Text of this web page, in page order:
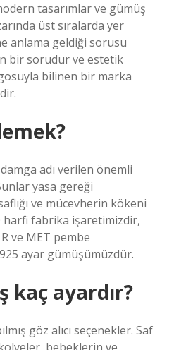
tasarımlar ve gümüş
üst sıralarda yer
anlama geldiği sorusu
bir sorudur ve estetik
bilinen bir marka
adı verilen önemli
yasa gereği
ve mücevherin kökeni
harfi fabrika işaretimizdir,
ve MET pembe
ayar gümüşümüzdür.
kaç ayardır?
göz alıcı seçenekler. Saf